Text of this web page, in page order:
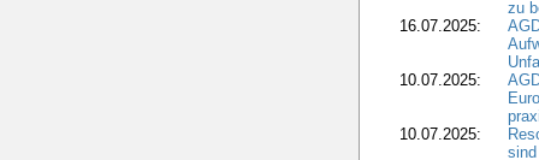
zu
16.07.2025:
10.07.2025:
10.07.2025: